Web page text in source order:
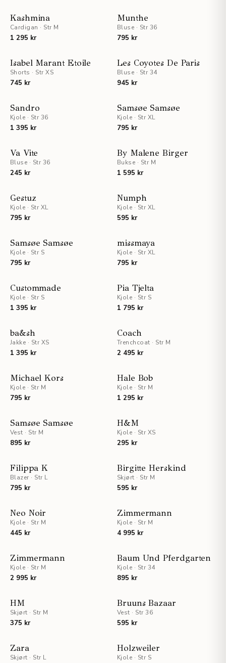
Kashmina
Cardigan · Str M
1 295 kr
Munthe
Bluse · Str 36
795 kr
NYHET
Isabel Marant Etoile
Shorts · Str XS
745 kr
NYHET
Les Coyotes De Paris
Bluse · Str 34
945 kr
Sandro
Kjole · Str 36
1 395 kr
Samsøe Samsøe
Kjole · Str XL
795 kr
Va Vite
Bluse · Str 36
245 kr
By Malene Birger
Bukse · Str M
1 595 kr
Gestuz
Kjole · Str XL
795 kr
Numph
Kjole · Str XL
595 kr
Samsøe Samsøe
Kjole · Str S
795 kr
missmaya
Kjole · Str XL
795 kr
Custommade
Kjole · Str S
1 395 kr
Pia Tjelta
Kjole · Str S
1 795 kr
ba&sh
Jakke · Str XS
1 395 kr
Coach
Trenchcoat · Str M
2 495 kr
Michael Kors
Kjole · Str M
795 kr
Hale Bob
Kjole · Str M
1 295 kr
Samsøe Samsøe
Vest · Str M
895 kr
H&M
Kjole · Str XS
295 kr
Filippa K
Blazer · Str L
795 kr
Birgitte Herskind
Skjørt · Str M
595 kr
Neo Noir
Kjole · Str M
445 kr
Zimmermann
Kjole · Str M
4 995 kr
Zimmermann
Kjole · Str M
2 995 kr
STAFF PICKS
Baum Und Pferdgarten
Kjole · Str 34
895 kr
HM
Skjørt · Str M
375 kr
Bruuns Bazaar
Vest · Str 36
595 kr
Zara
Skjørt · Str L
Holzweiler
Kjole · Str S